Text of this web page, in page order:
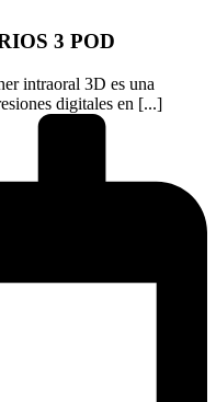
3 POD
intraoral 3D es una
digitales en [...]